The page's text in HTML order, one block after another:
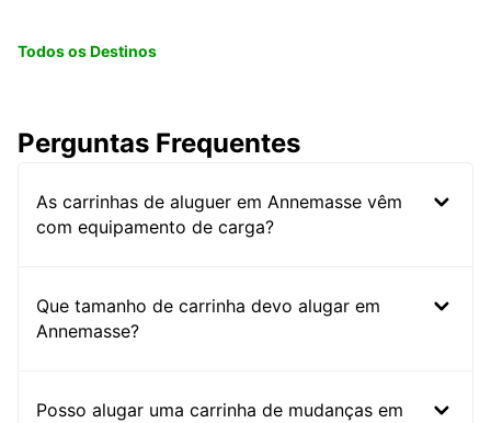
Todos os Destinos
Perguntas Frequentes
As carrinhas de aluguer em Annemasse vêm
com equipamento de carga?
Que tamanho de carrinha devo alugar em
Annemasse?
Posso alugar uma carrinha de mudanças em